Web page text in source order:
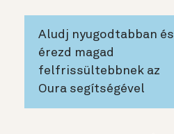
Aludj nyugodtabban és
érezd magad
felfrissültebbnek az
Oura segítségével